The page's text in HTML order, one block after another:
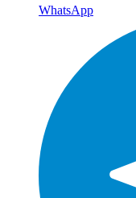
WhatsApp